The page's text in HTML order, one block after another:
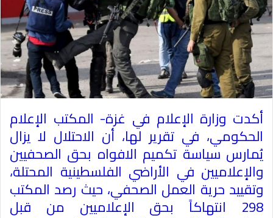
أكدت وزارة الإعلام في غزة- المكتب الإعلام
الحكومي، في تقرير لها، أن الاحتلال لا يزال
يُمارس سياسة تكميم الافواه بحق الصحفيين
والإعلاميين في الأراضي الفلسطينية المحتلة،
وتقييد حرية العمل الصحفي، حيث رصد المكتب
298 انتهاكاً بحق الإعلاميين من قبل